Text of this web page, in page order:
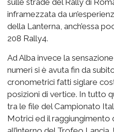
sulle strade del Rally di
inframezzata da
della Lanterna, anch’essa
208 Rally4.
Ad Alba invece la
numeri si è avuta fin da
cronometrici fatti siglare
posizioni di vertice. In tutto
tra le file del Campionato
Motrici ed il raggiungimento